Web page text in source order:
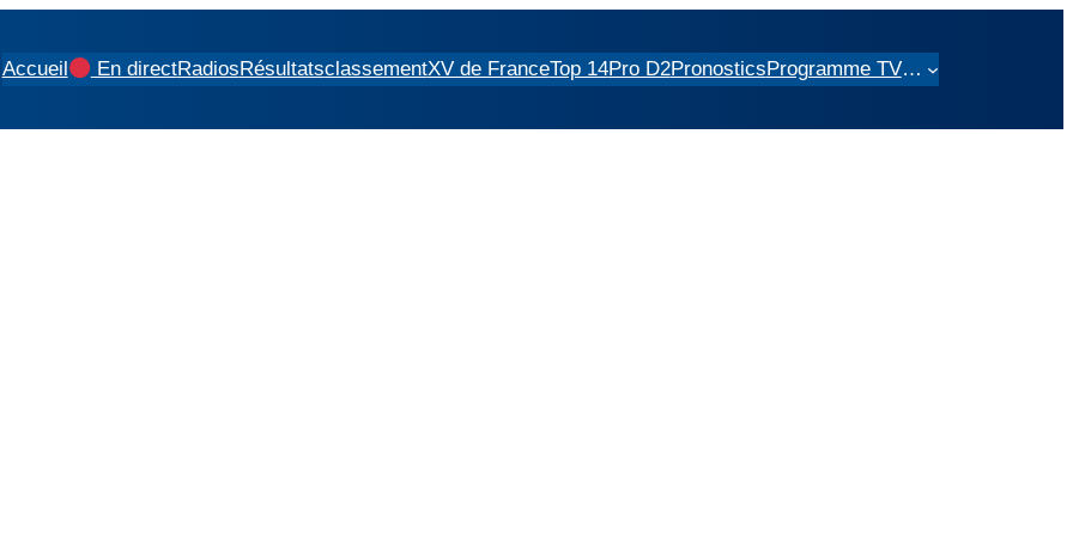
Accueil En directRadiosRésultatsclassementXV de FranceTop 14Pro D2PronosticsProgramme TV…